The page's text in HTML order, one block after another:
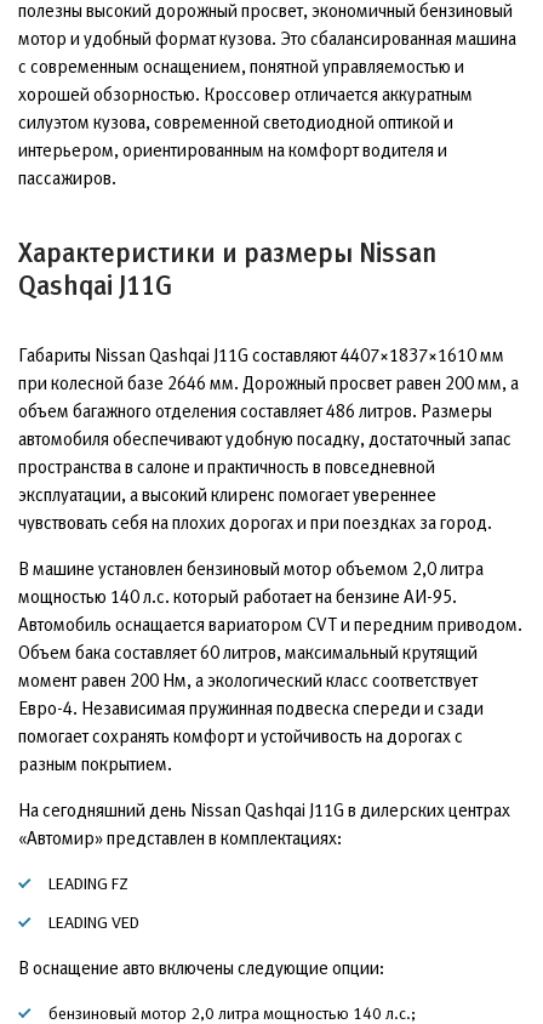
полезны высокий дорожный просвет, экономичный бензиновый
мотор и удобный формат кузова. Это сбалансированная машина
с современным оснащением, понятной управляемостью и
хорошей обзорностью. Кроссовер отличается аккуратным
силуэтом кузова, современной светодиодной оптикой и
интерьером, ориентированным на комфорт водителя и
пассажиров.
Характеристики и размеры Nissan
Qashqai J11G
Габариты Nissan Qashqai J11G составляют 4407×1837×1610 мм
при колесной базе 2646 мм. Дорожный просвет равен 200 мм, а
объем багажного отделения составляет 486 литров. Размеры
автомобиля обеспечивают удобную посадку, достаточный запас
пространства в салоне и практичность в повседневной
эксплуатации, а высокий клиренс помогает увереннее
чувствовать себя на плохих дорогах и при поездках за город.
В машине установлен бензиновый мотор объемом 2,0 литра
мощностью 140 л.с. который работает на бензине АИ-95.
Автомобиль оснащается вариатором CVT и передним приводом.
Объем бака составляет 60 литров, максимальный крутящий
момент равен 200 Нм, а экологический класс соответствует
Евро-4. Независимая пружинная подвеска спереди и сзади
помогает сохранять комфорт и устойчивость на дорогах с
разным покрытием.
На сегодняшний день Nissan Qashqai J11G в дилерских центрах
«Автомир» представлен в комплектациях:
LEADING FZ
LEADING VED
В оснащение авто включены следующие опции:
бензиновый мотор 2,0 литра мощностью 140 л.с.;